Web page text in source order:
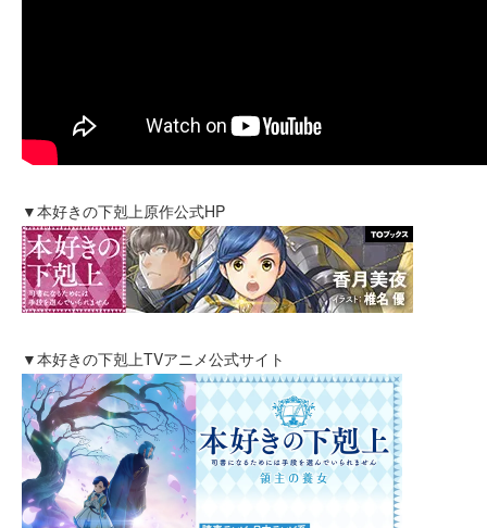
▼本好きの下剋上原作公式HP
▼本好きの下剋上TVアニメ公式サイト